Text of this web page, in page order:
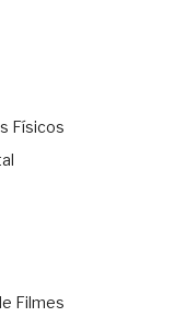
Físicos
Filmes